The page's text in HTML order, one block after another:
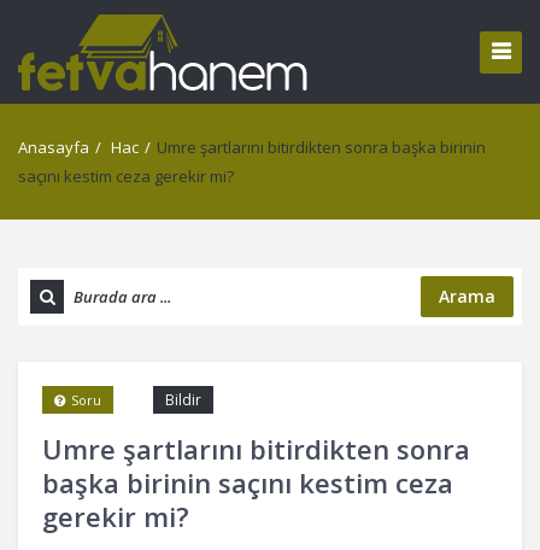
Anasayfa / Hac / Umre şartlarını bitirdikten sonra başka birinin
saçını kestim ceza gerekir mi?
Arama
Umre şartlarını bitirdikten sonra
başka birinin saçını kestim ceza
gerekir mi?
Bildir
Soru